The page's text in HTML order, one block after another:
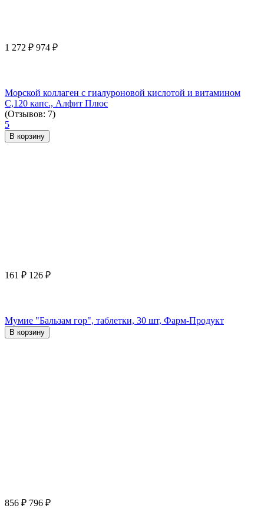
1 272 ₽ 974 ₽
Морской коллаген с гиалуроновой кислотой и витамином
С,120 капс., Алфит Плюс
(Отзывов: 7)
5
В корзину
161 ₽ 126 ₽
Мумие "Бальзам гор", таблетки, 30 шт, Фарм-Продукт
В корзину
856 ₽ 796 ₽